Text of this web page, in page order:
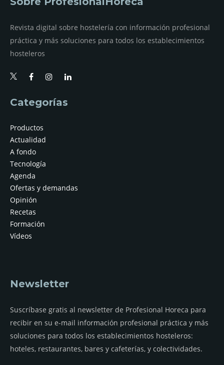
Revista digital sobre hostelería con información profesional
práctica y más soluciones para todos los establecimientos
hosteleros
Categorías
Productos
Actualidad
A fondo
Tecnología
Agenda
Ofertas y demandas
Opinión
Recetas
Formación
Vídeos
Newsletter
Suscríbase gratis al newsletter de Profesional Horeca para
recibir en su e-mail información profesional práctica y más
soluciones para todos los establecimientos hosteleros:
hoteles, restaurantes, bares y cafeterías, y colectividades.